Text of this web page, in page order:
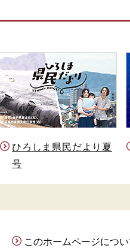
ひろしま県民だより夏
号
このホームページにつ